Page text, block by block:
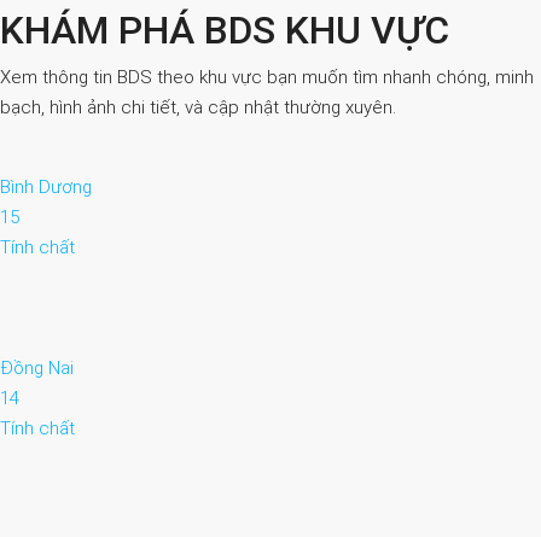
KHÁM PHÁ BDS KHU VỰC
Xem thông tin BDS theo khu vực bạn muốn tìm nhanh chóng, minh
bạch, hình ảnh chi tiết, và cập nhật thường xuyên.
Bình Dương
15
Tính chất
Đồng Nai
14
Tính chất